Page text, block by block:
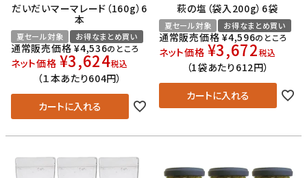
だいだいマーマレード（160g）6
本
夏セール対象 お得なまとめ買い
通常販売価格 ¥4,536のところ
ネット価格 ¥3,624税込
（１本あたり604円）
カートに入れる
萩の塩（袋入200g）6袋
夏セール対象 お得なまとめ買い
通常販売価格 ¥4,596のところ
ネット価格 ¥3,672税込
（1袋あたり612円）
カートに入れる